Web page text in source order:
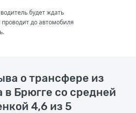
будет ждать
до автомобиля
о трансфере из
в Брюгге со средней
4,6 из 5